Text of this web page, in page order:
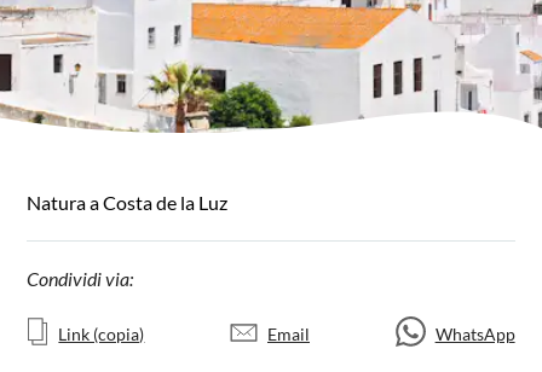
Natura a Costa de la Luz
Condividi via:
Link (copia) Email WhatsApp